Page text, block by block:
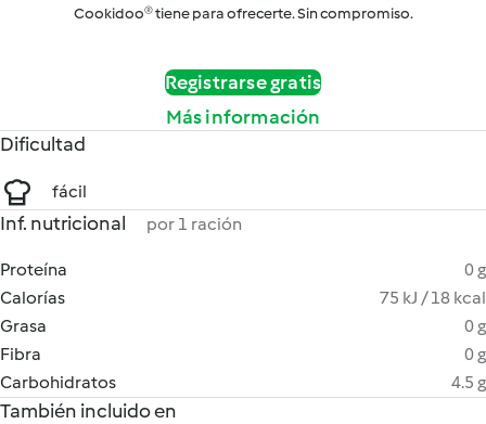
Cookidoo® tiene para ofrecerte. Sin compromiso.
Registrarse gratis
Más información
Dificultad
fácil
Inf. nutricional por 1 ración
Proteína
0 g
Calorías
75 kJ / 18 kcal
Grasa
0 g
Fibra
0 g
Carbohidratos
4.5 g
También incluido en